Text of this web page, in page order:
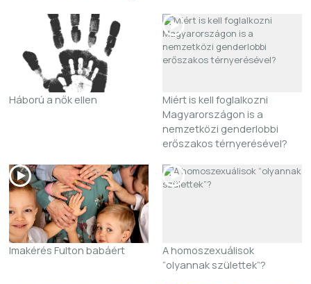
Háború a nők ellen
Miért is kell foglalkozni
Magyarországon is a
nemzetközi genderlobbi
erőszakos térnyerésével?
Imakérés Fulton babáért
A homoszexuálisok
“olyannak születtek”?